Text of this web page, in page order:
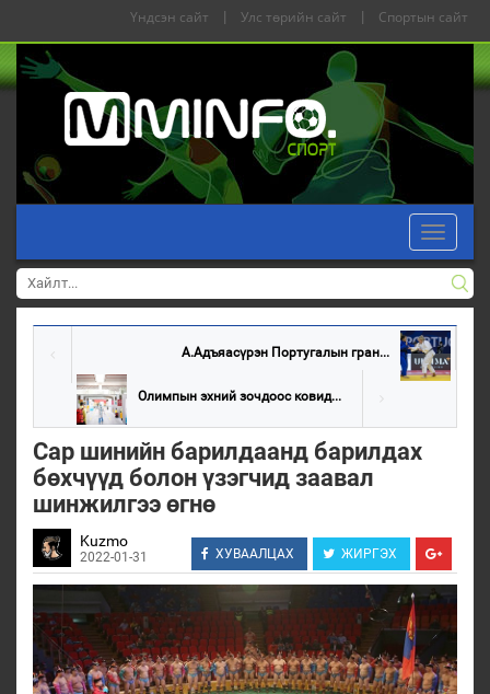
Үндсэн сайт | Улс төрийн сайт | Спортын сайт
Toggle
А.Адъяасүрэн Португалын гран...
Олимпын эхний зочдоос ковид...
Сар шинийн барилдаанд барилдах
бөхчүүд болон үзэгчид заавал
шинжилгээ өгнө
Kuzmo
2022-01-31 ХУВААЛЦАХ ЖИРГЭХ